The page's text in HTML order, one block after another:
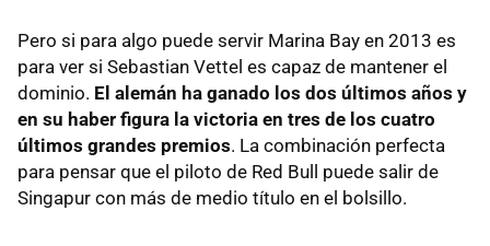
Pero si para algo puede servir Marina Bay en 2013 es
para ver si Sebastian Vettel es capaz de mantener el
dominio. El alemán ha ganado los dos últimos años y
en su haber figura la victoria en tres de los cuatro
últimos grandes premios. La combinación perfecta
para pensar que el piloto de Red Bull puede salir de
Singapur con más de medio título en el bolsillo.